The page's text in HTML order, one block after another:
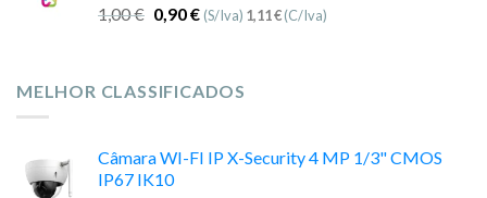
1,00€ 0,90€ (S/Iva) 1,11€(C/Iva)
MELHOR CLASSIFICADOS
Câmara WI-FI IP X-Security 4 MP 1/3" CMOS
IP67 IK10